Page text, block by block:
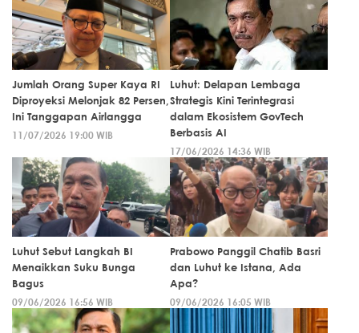
Jumlah Orang Super Kaya RI
Diproyeksi Melonjak 82 Persen,
Ini Tanggapan Airlangga
11/07/2026 19:00 WIB
Luhut: Delapan Lembaga
Strategis Kini Terintegrasi
dalam Ekosistem GovTech
Berbasis AI
17/06/2026 14:36 WIB
Luhut Sebut Langkah BI
Menaikkan Suku Bunga
Bagus
09/06/2026 16:56 WIB
Prabowo Panggil Chatib Basri
dan Luhut ke Istana, Ada
Apa?
09/06/2026 16:05 WIB